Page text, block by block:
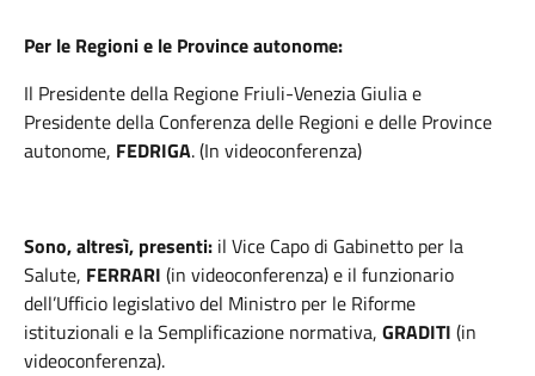
Per le Regioni e le Province autonome:
Il Presidente della Regione Friuli-Venezia Giulia e
Presidente della Conferenza delle Regioni e delle Province
autonome, FEDRIGA. (In videoconferenza)
Sono, altresì, presenti: il Vice Capo di Gabinetto per la
Salute, FERRARI (in videoconferenza) e il funzionario
dell’Ufficio legislativo del Ministro per le Riforme
istituzionali e la Semplificazione normativa, GRADITI (in
videoconferenza).